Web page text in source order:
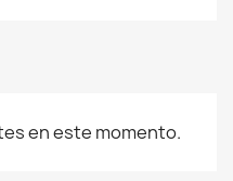
en este momento.